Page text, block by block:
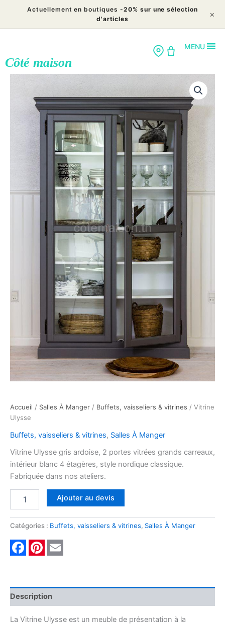
contenu
Actuellement en boutiques -20% sur une sélection
d'articles
×
Côté maison
MENU
Accueil / Salles À Manger / Buffets, vaisseliers & vitrines / Vitrine
Ulysse
Buffets, vaisseliers & vitrines, Salles À Manger
Vitrine Ulysse gris ardoise, 2 portes vitrées grands carreaux,
intérieur blanc 4 étagères, style nordique classique.
Fabriquée dans nos ateliers.
Ajouter au devis
Catégories : Buffets, vaisseliers & vitrines, Salles À Manger
FacebookPinterest
Description
La Vitrine Ulysse est un meuble de présentation à la